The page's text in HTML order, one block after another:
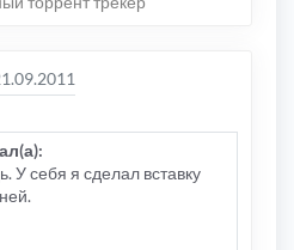
У себя я сделал вставку